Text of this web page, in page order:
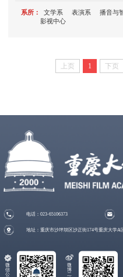
系所： 文学系 表演系 播音与
影视中心
上页 1 下页
电话：023-65106373
地址：重庆市沙坪坝区沙正街174号重庆大学A
微
信
公
微
博
二